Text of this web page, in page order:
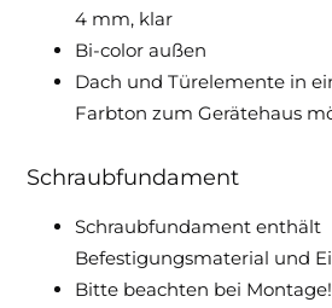
4 mm, klar
Bi-color außen
Dach und Türelemente in
Farbton zum Gerätehaus
Schraubfundament
Schraubfundament enthält
Befestigungsmaterial und
Bitte beachten bei Montage!